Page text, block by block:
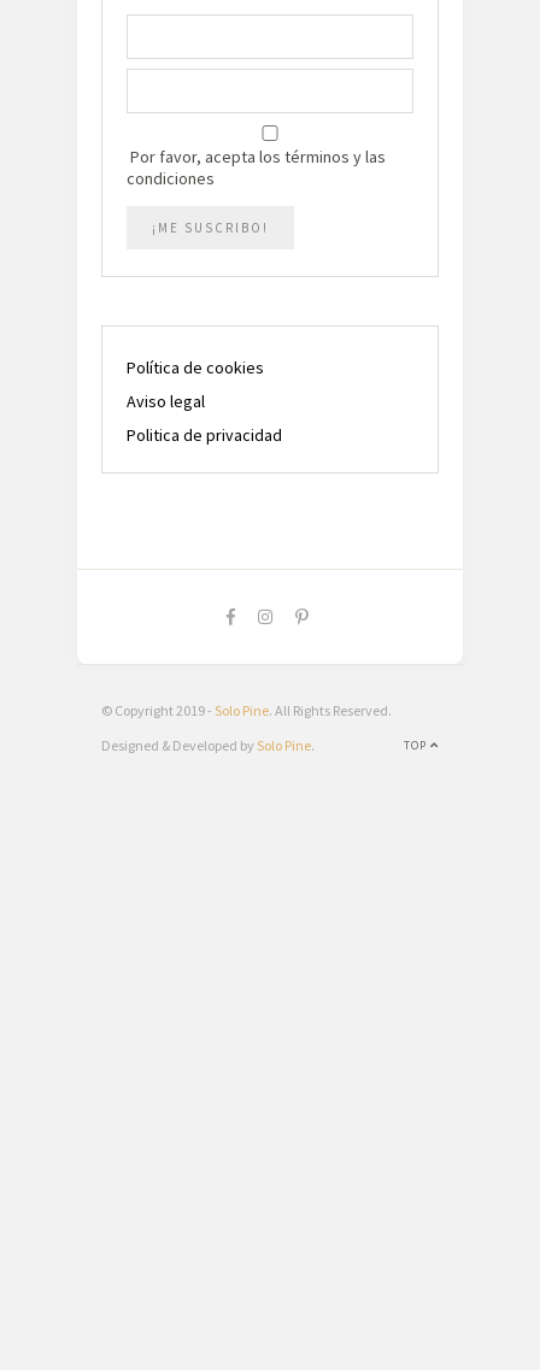
Por favor, acepta los términos y las
condiciones
Política de cookies
Aviso legal
Politica de privacidad
© Copyright 2019 - Solo Pine. All Rights Reserved.
TOP
Designed & Developed by Solo Pine.